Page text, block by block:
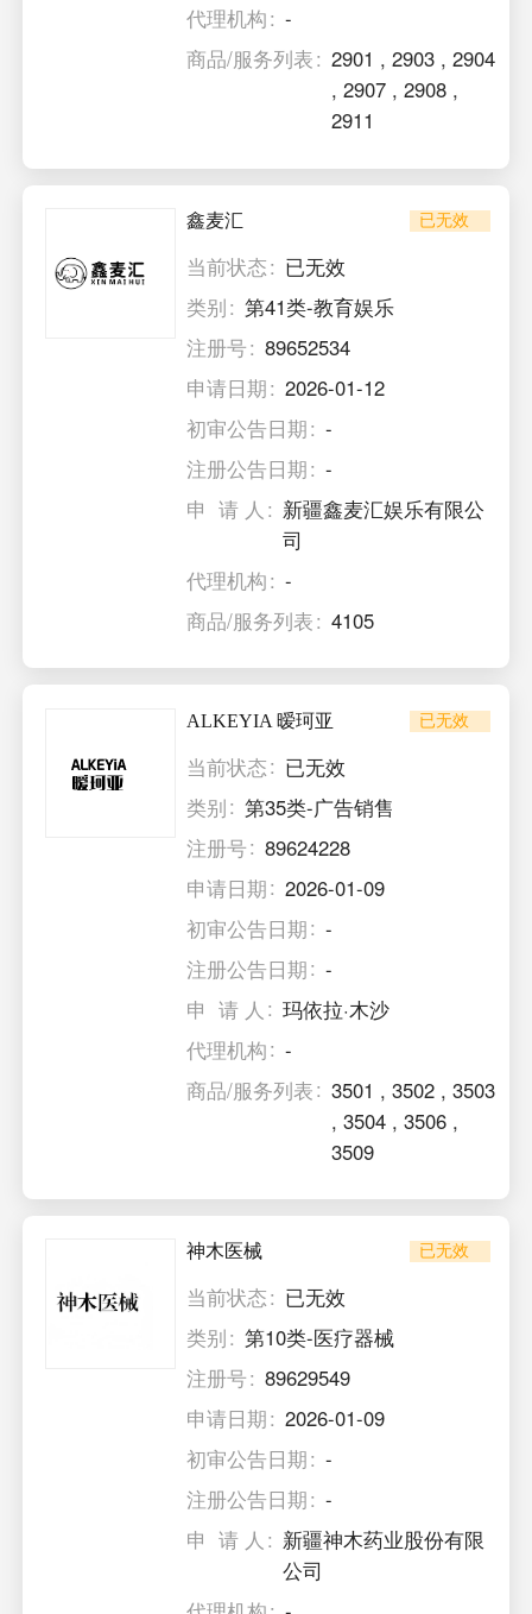
代理机构
-
商品/服务列表
2901 ,2903 ,2904
,2907 ,2908 ,
2911
鑫麦汇 已无效
当前状态
已无效
类别
第41类-教育娱乐
注册号
89652534
申请日期
2026-01-12
初审公告日期
-
注册公告日期
-
申 请 人
新疆鑫麦汇娱乐有限公
司
代理机构
-
商品/服务列表
4105
ALKEYIA 暧珂亚 已无效
当前状态
已无效
类别
第35类-广告销售
注册号
89624228
申请日期
2026-01-09
初审公告日期
-
注册公告日期
-
申 请 人
玛依拉·木沙
代理机构
-
商品/服务列表
3501 ,3502 ,3503
,3504 ,3506 ,
3509
神木医械 已无效
当前状态
已无效
类别
第10类-医疗器械
注册号
89629549
申请日期
2026-01-09
初审公告日期
-
注册公告日期
-
申 请 人
新疆神木药业股份有限
公司